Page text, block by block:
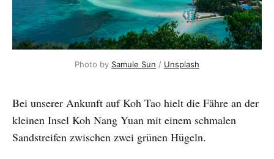
Photo by Samule Sun / Unsplash
Bei unserer Ankunft auf Koh Tao hielt die Fähre an der
kleinen Insel Koh Nang Yuan mit einem schmalen
Sandstreifen zwischen zwei grünen Hügeln.